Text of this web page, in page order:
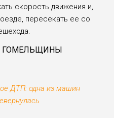
скорость движения и,
пересекать ее со
ГОМЕЛЬЩИНЫ
ДТП: одна из машин